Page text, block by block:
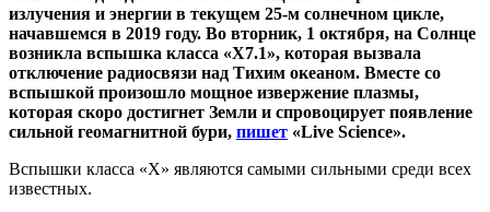
излучения и энергии в текущем 25-м солнечном цикле,
начавшемся в 2019 году. Во вторник, 1 октября, на Солнце
возникла вспышка класса «Х7.1», которая вызвала
отключение радиосвязи над Тихим океаном. Вместе со
вспышкой произошло мощное извержение плазмы,
которая скоро достигнет Земли и спровоцирует появление
сильной геомагнитной бури, пишет «Live Science».
Вспышки класса «Х» являются самыми сильными среди всех
известных.